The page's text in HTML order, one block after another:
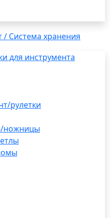
/ Система хранения
для инструмента
рулетки
ножницы